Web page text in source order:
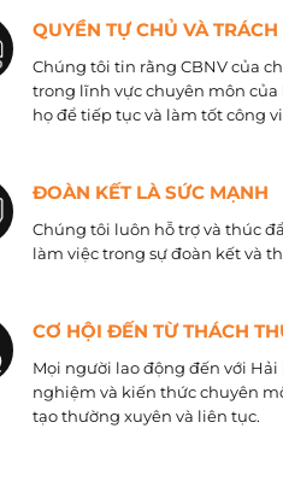
QUYỀN TỰ CHỦ VÀ
Chúng tôi tin rằng CBNV của
trong lĩnh vực chuyên môn của
họ để tiếp tục và làm tốt công
ĐOÀN KẾT LÀ SỨC MẠNH
Chúng tôi luôn hỗ trợ và thúc
làm việc trong sự đoàn kết và
CƠ HỘI ĐẾN TỪ THÁCH
Mọi người lao động đến với
nghiệm và kiến ​​thức chuyên
tạo thường xuyên và liên tục.